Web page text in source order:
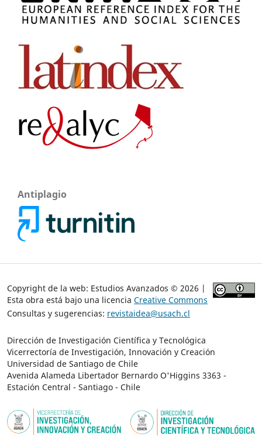
Antiplagio
Copyright de la web: Estudios Avanzados © 2026 |
Esta obra está bajo una licencia Creative Commons
Consultas y sugerencias: revistaidea@usach.cl
Dirección de Investigación Científica y Tecnológica
Vicerrectoría de Investigación, Innovación y Creación
Universidad de Santiago de Chile
Avenida Alameda Libertador Bernardo O'Higgins 3363 -
Estación Central - Santiago - Chile